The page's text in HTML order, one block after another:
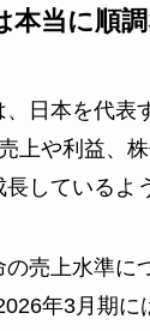
本当に順
日本を代表
上や利益、
しているよ
売上水準に
年3月期に